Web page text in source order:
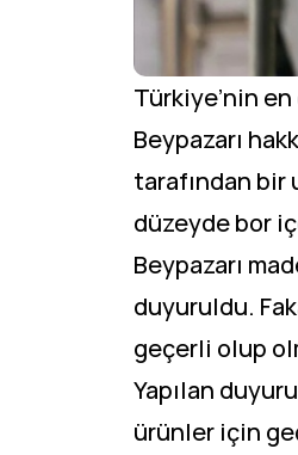
Türkiye’nin
Beypazarı
tarafından bir
düzeyde bor
Beypazarı
duyuruldu.
geçerli olup
Yapılan
ürünler için